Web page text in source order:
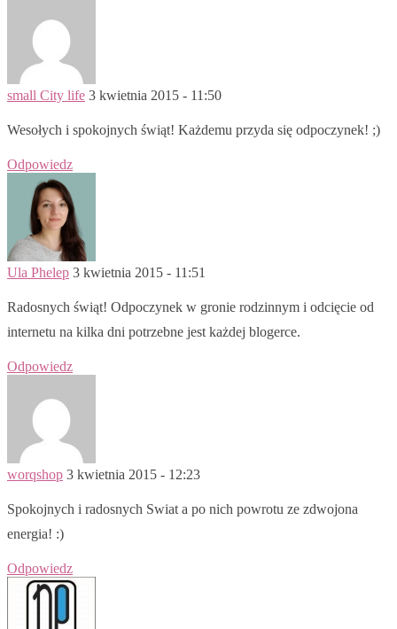
small City life 3 kwietnia 2015 - 11:50
Wesołych i spokojnych świąt! Każdemu przyda się odpoczynek! ;)
Odpowiedz
Ula Phelep 3 kwietnia 2015 - 11:51
Radosnych świąt! Odpoczynek w gronie rodzinnym i odcięcie od
internetu na kilka dni potrzebne jest każdej blogerce.
Odpowiedz
worqshop 3 kwietnia 2015 - 12:23
Spokojnych i radosnych Swiat a po nich powrotu ze zdwojona
energia! :)
Odpowiedz